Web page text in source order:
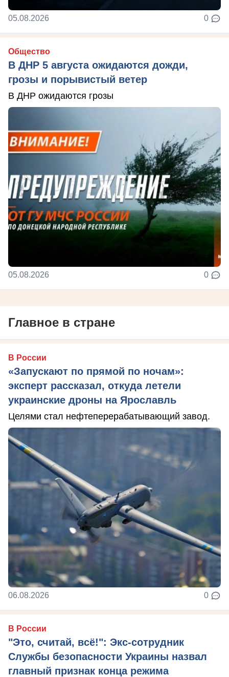
05.08.2026 0
Общество
В ДНР 5 августа ожидаются дожди,
грозы и порывистый ветер
В ДНР ожидаются грозы
05.08.2026 0
Главное в стране
В России
«Запускают по прямой по ночам»:
эксперт рассказал, откуда летели
украинские дроны на Ярославль
Целями стал нефтеперерабатывающий завод.
06.08.2026 0
В России
"Это, считай, всё!": Экс-сотрудник
Службы безопасности Украины назвал
главный признак конца режима